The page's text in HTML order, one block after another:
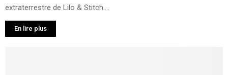
extraterrestre de Lilo & Stitch....
En lire plus